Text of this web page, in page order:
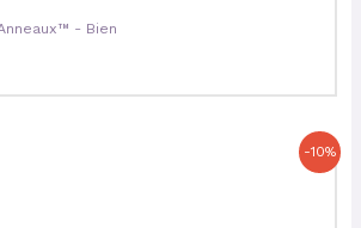
- Bien
-10%